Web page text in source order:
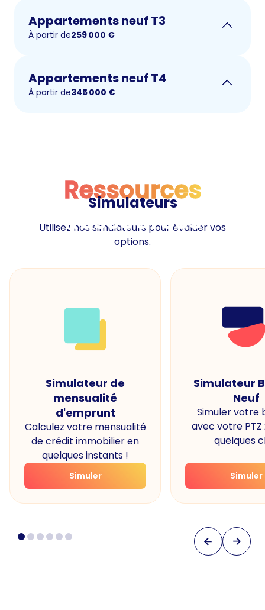
Appartements neuf T3
À partir de259 000 €
Appartements neuf T4
À partir de345 000 €
Ressources
Ressources
Simulateurs
Utilisez nos simulateurs pour évaluer vos
options.
Simulateur de
mensualité
d'emprunt
Calculez votre mensualité
de crédit immobilier en
quelques instants !
Simuler
Simulateur
Neuf
Simuler votre
avec votre PTZ
quelques
Simuler